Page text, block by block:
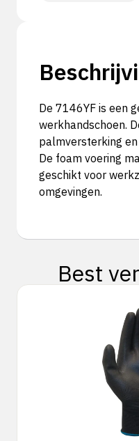
De 7146YF is een
werkhandschoen.
palmversterking
De foam voering
geschikt voor
omgevingen.
Best